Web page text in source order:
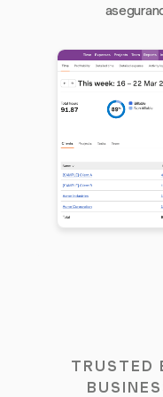
TRUSTED